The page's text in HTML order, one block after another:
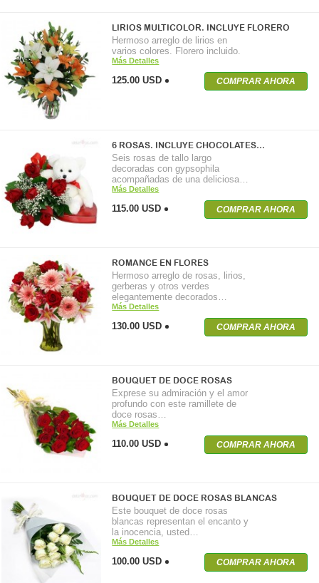
LIRIOS MULTICOLOR. INCLUYE FLORERO
Hermoso arreglo de lirios en
varios colores. Florero incluido.
Más Detalles
125.00 USD COMPRAR AHORA
6 ROSAS. INCLUYE CHOCOLATES…
Seis rosas de tallo largo
decoradas con gypsophila
acompañadas de una deliciosa…
Más Detalles
115.00 USD COMPRAR AHORA
ROMANCE EN FLORES
Hermoso arreglo de rosas, lirios,
gerberas y otros verdes
elegantemente decorados…
Más Detalles
130.00 USD COMPRAR AHORA
BOUQUET DE DOCE ROSAS
Exprese su admiración y el amor
profundo con este ramillete de
doce rosas…
Más Detalles
110.00 USD COMPRAR AHORA
BOUQUET DE DOCE ROSAS BLANCAS
Este bouquet de doce rosas
blancas representan el encanto y
la inocencia, usted…
Más Detalles
100.00 USD COMPRAR AHORA